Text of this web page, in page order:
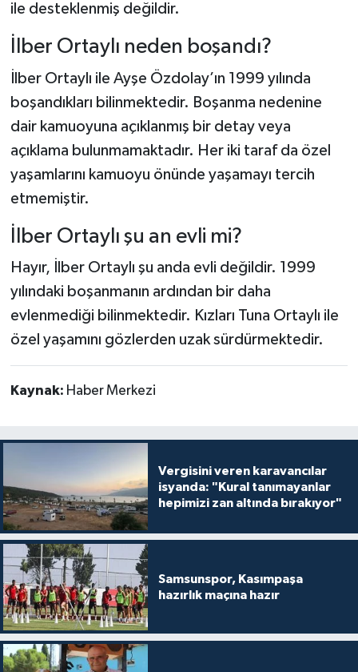
ile desteklenmiş değildir.
İlber Ortaylı neden boşandı?
İlber Ortaylı ile Ayşe Özdolay’ın 1999 yılında
boşandıkları bilinmektedir. Boşanma nedenine
dair kamuoyuna açıklanmış bir detay veya
açıklama bulunmamaktadır. Her iki taraf da özel
yaşamlarını kamuoyu önünde yaşamayı tercih
etmemiştir.
İlber Ortaylı şu an evli mi?
Hayır, İlber Ortaylı şu anda evli değildir. 1999
yılındaki boşanmanın ardından bir daha
evlenmediği bilinmektedir. Kızları Tuna Ortaylı ile
özel yaşamını gözlerden uzak sürdürmektedir.
Kaynak: Haber Merkezi
Vergisini veren karavancılar
isyanda: "Kural tanımayanlar
hepimizi zan altında bırakıyor"
Samsunspor, Kasımpaşa
hazırlık maçına hazır